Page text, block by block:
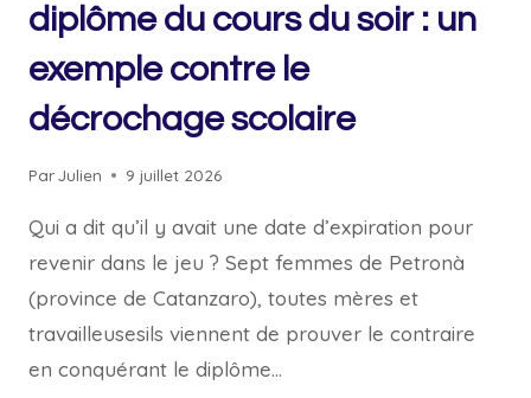
diplôme du cours du soir : un
exemple contre le
décrochage scolaire
ParJulien 9 juillet 2026
Qui a dit qu’il y avait une date d’expiration pour
revenir dans le jeu ? Sept femmes de Petronà
(province de Catanzaro), toutes mères et
travailleusesils viennent de prouver le contraire
en conquérant le diplôme…